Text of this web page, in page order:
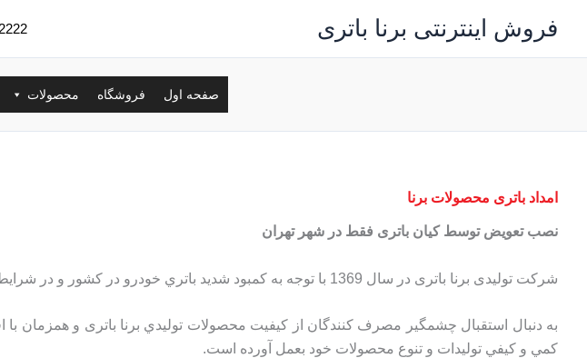
محتوا
فروش اینترنتی برنا باتری
صفحه اول فروشگاه محصولات
امداد باتری محصولات برنا
نصب تعویض توسط کیان باتری فقط در شهر تهران
شرکت تولیدی برنا باتری در سال 1369 با توجه به كمبود شديد باتري خودرو در كشور و در شرايطي كه تنها يك توليد كننده باتري خودرو دولتي در كشور وجود داشت تاسیس و به بهره برداری رسید.
به دنبال استقبال چشمگير مصرف كنندگان از كيفيت محصولات توليدي برنا باتری و همزمان
كمي و كيفي توليدات و تنوع محصولات خود بعمل آورده است.